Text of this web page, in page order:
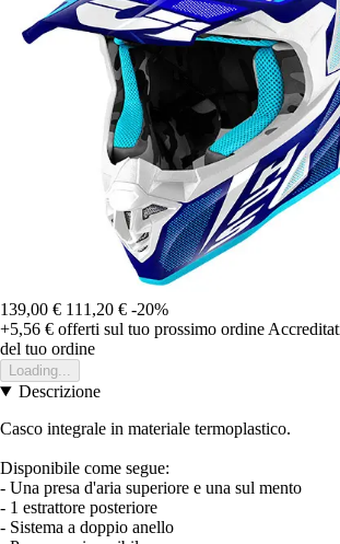
139,00 € 111,20 € -20%
+5,56 € offerti sul tuo prossimo ordine
del tuo ordine
Loading...
Descrizione
Casco integrale in materiale termoplastico.
Disponibile come segue:
- Una presa d'aria superiore e una sul mento
- 1 estrattore posteriore
- Sistema a doppio anello